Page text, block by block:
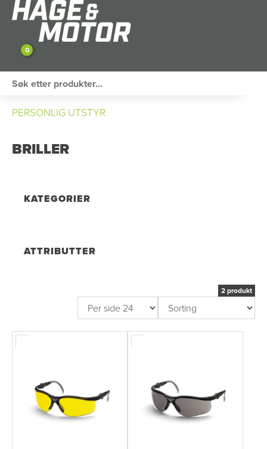
0
OUTLET
PERSONLIG UTSTYR
BRILLER
KATEGORIER
ATTRIBUTTER
2 produkt